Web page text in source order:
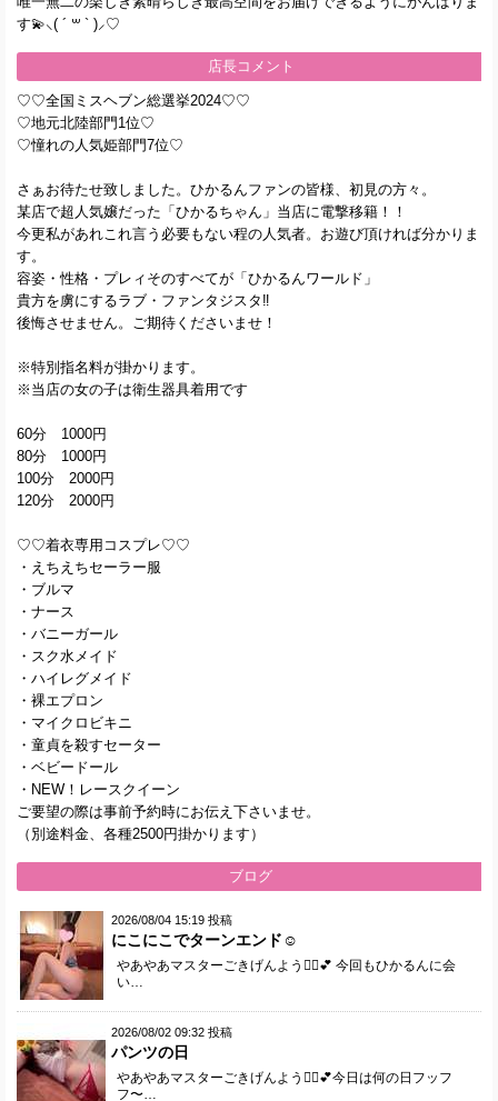
す💫⸜( ´ ꒳ ` )⸝♡︎
店長コメント
♡♡全国ミスヘブン総選挙2024♡♡
♡地元北陸部門1位♡
♡憧れの人気姫部門7位♡
さぁお待たせ致しました。ひかるんファンの皆様、初見の方々。
某店で超人気嬢だった「ひかるちゃん」当店に電撃移籍！！
今更私があれこれ言う必要もない程の人気者。お遊び頂ければ分かりま
す。
容姿・性格・プレィそのすべてが「ひかるんワールド」
貴方を虜にするラブ・ファンタジスタ‼
後悔させません。ご期待くださいませ！
※特別指名料が掛かります。
※当店の女の子は衛生器具着用です
60分 1000円
80分 1000円
100分 2000円
120分 2000円
♡♡着衣専用コスプレ♡♡
・えちえちセーラー服
・ブルマ
・ナース
・バニーガール
・スク水メイド
・ハイレグメイド
・裸エプロン
・マイクロビキニ
・童貞を殺すセーター
・ベビードール
・NEW！レースクイーン
ご要望の際は事前予約時にお伝え下さいませ。
（別途料金、各種2500円掛かります）
ブログ
2026/08/04 15:19 投稿
にこにこでターンエンド☺️
やあやあマスターごきげんよう🙋‍♀️💕 今回もひかるんに会
い…
2026/08/02 09:32 投稿
パンツの日
やあやあマスターごきげんよう🙋‍♀️💕今日は何の日フッフ
フ〜…